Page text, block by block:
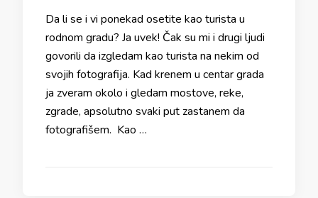
Da li se i vi ponekad osetite kao turista u
rodnom gradu? Ja uvek! Čak su mi i drugi ljudi
govorili da izgledam kao turista na nekim od
svojih fotografija. Kad krenem u centar grada
ja zveram okolo i gledam mostove, reke,
zgrade, apsolutno svaki put zastanem da
fotografišem. Kao …